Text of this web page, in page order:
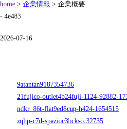
home > 企業情報 > 企業概要
- 4e483
2026-07-16
9atantan9187354736
21fujico-outlet4b24fuji-1124-92882-
ndkr_86t-flat9ed8cup-h424-1654515
zqhp-c7d-spazioc3bckscc32735